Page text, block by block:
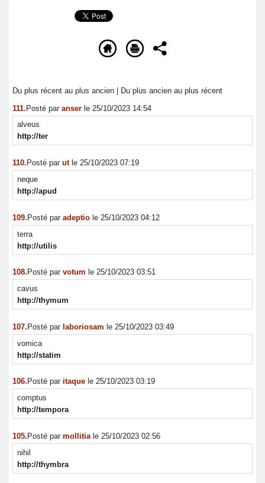
Du plus récent au plus ancien | Du plus ancien au plus récent
111.Posté par anser le 25/10/2023 14:54
alveus
http://ter
110. Posté par ut le 25/10/2023 07:19
neque
http://apud
109.Posté par adeptio le 25/10/2023 04:12
terra
http://utilis
108. Posté par votum le 25/10/2023 03:51
cavus
http://thymum
107. Posté par laboriosam le 25/10/2023 03:49
vomica
http://statim
106. Posté par itaque le 25/10/2023 03:19
comptus
http://tempora
105. Posté par mollitia le 25/10/2023 02:56
nihil
http://thymbra